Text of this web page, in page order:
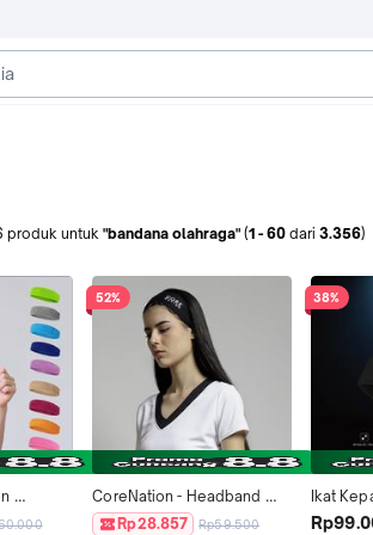
produk untuk "bandana olahraga" (1 -60 dari 3.356)
52%
CoreNation - Headband
Yoga / Bandana Olahraga /
Rp28.857 Rp59.500
38%
Ikat